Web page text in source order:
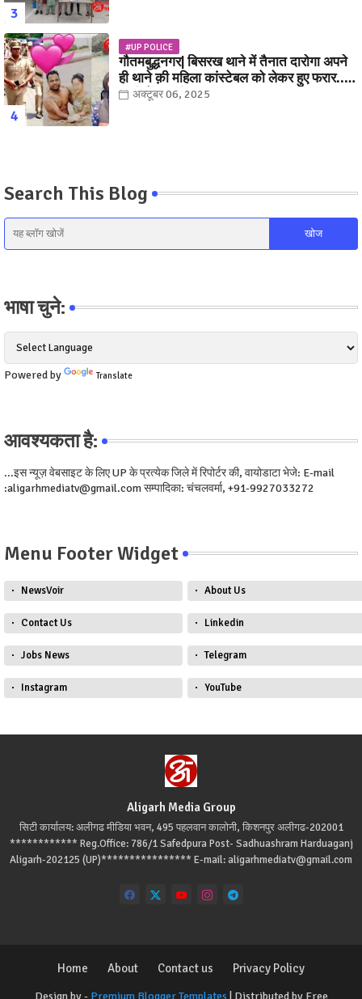
#UP POLICE
गौतमबुद्धनगर| बिसरख थाने में तैनात दारोगा अपने
ही थाने क़ी महिला कांस्टेबल को लेकर हुए फरार...
पत्नी नें कर दी रार!
अक्टूबर 06, 2025
Search This Blog
भाषा चुने:
Powered by Translate
आवश्यकता है:
...इस न्यूज़ वेबसाइट के लिए UP के प्रत्येक जिले में रिपोर्टर की, वायोडाटा भेजे: E-mail
:aligarhmediatv@gmail.com सम्पादिका: चंचलवर्मा, +91-9927033272
Menu Footer Widget
NewsVoir About Us
Contact Us Linkedin
Jobs News Telegram
Instagram YouTube
Aligarh Media Group
सिटी कार्यालय: अलीगढ मीडिया भवन, 495 पहलवान कालोनी, किशनपुर अलीगढ-202001
************ Reg.Office: 786/1 Safedpura Post- Sadhuashram Harduaganj
Aligarh-202125 (UP)**************** E-mail: aligarhmediatv@gmail.com
Home About Contact us Privacy Policy